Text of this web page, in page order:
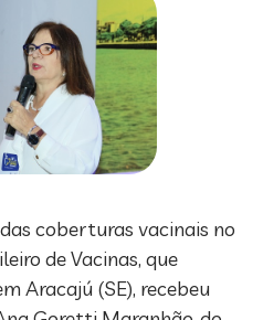
coberturas vacinais no
de Vacinas, que
Aracajú (SE), recebeu